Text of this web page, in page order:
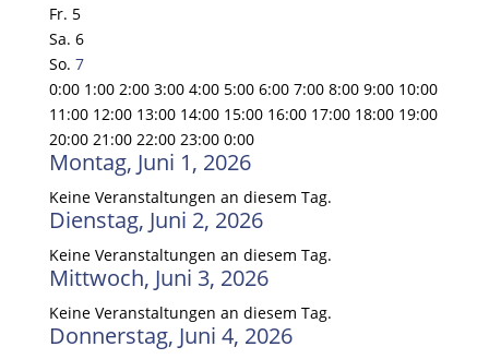
Fr. 5
Sa. 6
So. 7
0:00 1:00 2:00 3:00 4:00 5:00 6:00 7:00 8:00 9:00 10:00
11:00 12:00 13:00 14:00 15:00 16:00 17:00 18:00 19:00
20:00 21:00 22:00 23:00 0:00
Montag, Juni 1, 2026
Keine Veranstaltungen an diesem Tag.
Dienstag, Juni 2, 2026
Keine Veranstaltungen an diesem Tag.
Mittwoch, Juni 3, 2026
Keine Veranstaltungen an diesem Tag.
Donnerstag, Juni 4, 2026